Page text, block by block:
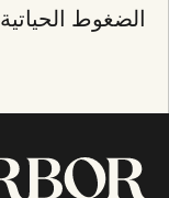
الضغوط الحياتية